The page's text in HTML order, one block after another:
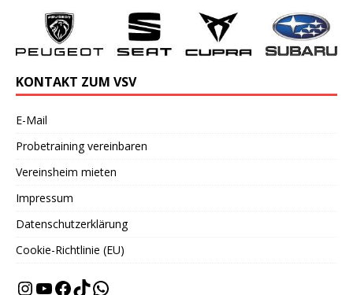
KONTAKT ZUM VSV
E-Mail
Probetraining vereinbaren
Vereinsheim mieten
Impressum
Datenschutzerklärung
Cookie-Richtlinie (EU)